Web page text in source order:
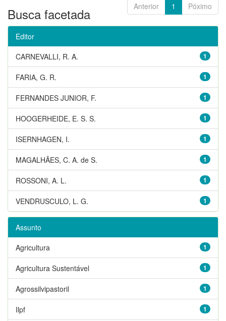
Anterior 1 Póximo
Busca facetada
Editor
1
CARNEVALLI, R. A.
1
FARIA, G. R.
1
FERNANDES JUNIOR, F.
1
HOOGERHEIDE, E. S. S.
1
ISERNHAGEN, I.
1
MAGALHÃES, C. A. de S.
1
ROSSONI, A. L.
1
VENDRUSCULO, L. G.
Assunto
1
Agricultura
1
Agricultura Sustentável
1
Agrossilvipastoril
1
Ilpf